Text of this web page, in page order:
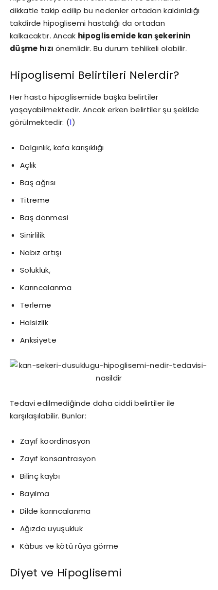
dikkatle takip edilip bu nedenler ortadan kaldırıldığı
takdirde hipoglisemi hastalığı da ortadan
kalkacaktır. Ancak hipoglisemide kan şekerinin
düşme hızı önemlidir. Bu durum tehlikeli olabilir.
Hipoglisemi Belirtileri Nelerdir?
Her hasta hipoglisemide başka belirtiler
yaşayabilmektedir. Ancak erken belirtiler şu şekilde
görülmektedir: (1)
Dalgınlık, kafa karışıklığı
Açlık
Baş ağrısı
Titreme
Baş dönmesi
Sinirlilik
Nabız artışı
Solukluk,
Karıncalanma
Terleme
Halsizlik
Anksiyete
Tedavi edilmediğinde daha ciddi belirtiler ile
karşılaşılabilir. Bunlar:
Zayıf koordinasyon
Zayıf konsantrasyon
Bilinç kaybı
Bayılma
Dilde karıncalanma
Ağızda uyuşukluk
Kâbus ve kötü rüya görme
Diyet ve Hipoglisemi